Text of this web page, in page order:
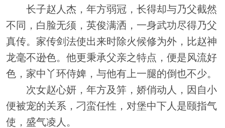
长子赵人杰，年方弱冠，长得却与乃父截然
不同，白脸无须，英俊满洒，一身武功尽得乃父
真传。家传剑法使出来时除火候修为外，比赵神
龙毫不逊色。他更秉承父亲之特点，便是风流好
色，家中丫环侍婢，与他有上一腿的倒也不少。
次女赵心妍，年方及笄，娇俏动人，因自小
便被宠的关系，刁蛮任性，对堡中下人是颐指气
使，盛气凌人。